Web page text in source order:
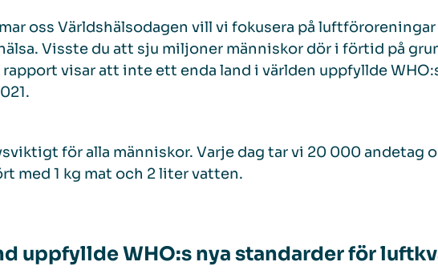
oss Världshälsodagen vill vi fokusera på
Visste du att sju miljoner människor dör i förtid på
rapport visar att inte ett enda land i världen uppfyllde
för alla människor. Varje dag tar vi 20 000 andetag
med 1 kg mat och 2 liter vatten.
uppfyllde WHO:s nya standarder för